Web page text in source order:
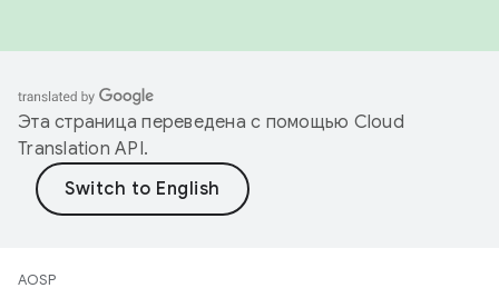
Эта страница переведена с помощью Cloud
Translation API.
AOSP